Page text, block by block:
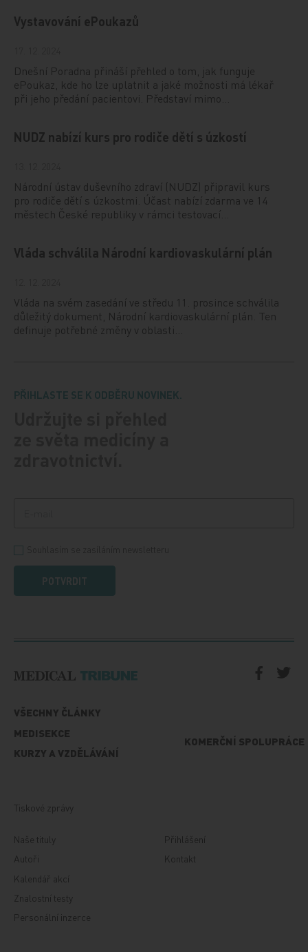
Vystavování ePoukazů
Dnešní Poradna přináší přehled o tom, jak funguje
ePoukaz, kde ho lze uplatnit a jaké možnosti má lékař
při jeho předání pacientovi. Představí mimo…
NUDZ nabízí kurs pro rodiče dětí s úzkostí
Národní ústav duševního zdraví (NUDZ) připravil kurs
pro rodiče dětí s úzkostmi. Účast nabízí zdarma ve 14
městech České republiky v rámci testovací…
Vláda schválila Národní kardiovaskulární plán
Vláda na svém zasedání ve středu 11. prosince schválila
důležitý dokument, Národní kardiovaskulární plán. Ten
definuje potřebné změny v oblasti…
PŘIHLASTE SE K ODBĚRU NOVINEK.
POTVRDIT
VŠECHNY ČLÁNKY
MEDISEKCE
KURZY A VZDĚLÁVÁNÍ
KOMERČNÍ SPOLUPRÁCE
Tiskové zprávy
Naše tituly
Autoři
Kalendář akcí
Znalostní testy
Personální inzerce
Přihlášení
Kontakt